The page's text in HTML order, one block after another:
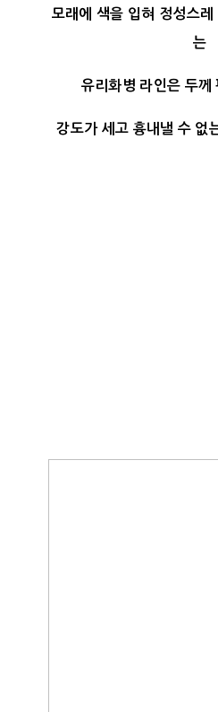
모래에 색을 입혀 정성스레
는
유리화병 라인은 두께
강도가 세고 흉내낼 수 없